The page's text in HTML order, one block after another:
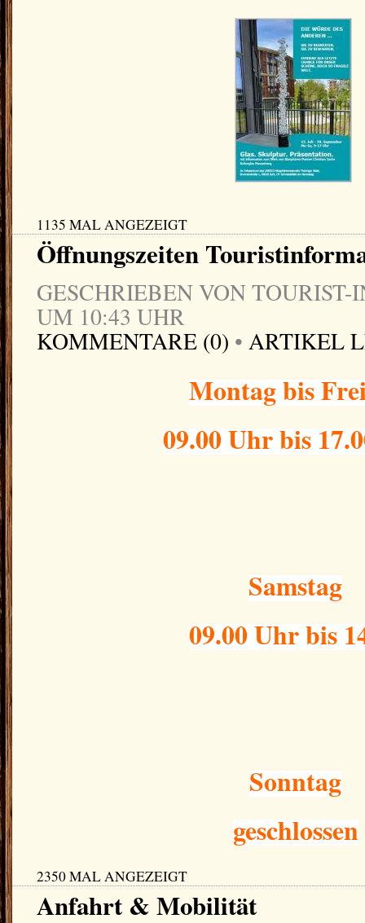
1135 MAL ANGEZEIGT
Öffnungszeiten
GESCHRIEBEN VON TOURIST-
UM 10:43 UHR
KOMMENTARE (0) • ARTIKEL
Montag bis
09.00 Uhr bis
Samstag
09.00 Uhr bis
Sonntag
geschlossen
2350 MAL ANGEZEIGT
Anfahrt & Mobilität